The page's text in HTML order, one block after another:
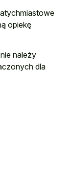
opiekę
należy
dla